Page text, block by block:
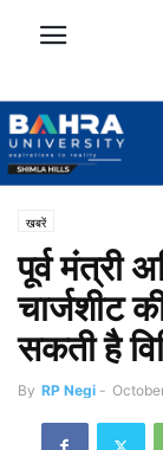
खबरें
पूर्व मंत्री
चार्जशीट
सकती है
By RP Negi -